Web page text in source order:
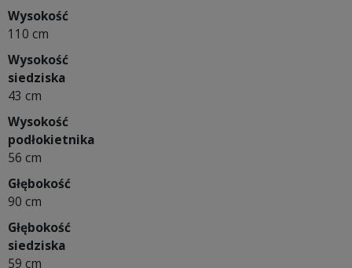
Wysokość
110 cm
Wysokość
siedziska
43 cm
Wysokość
podłokietnika
56 cm
Głębokość
90 cm
Głębokość
siedziska
59 cm